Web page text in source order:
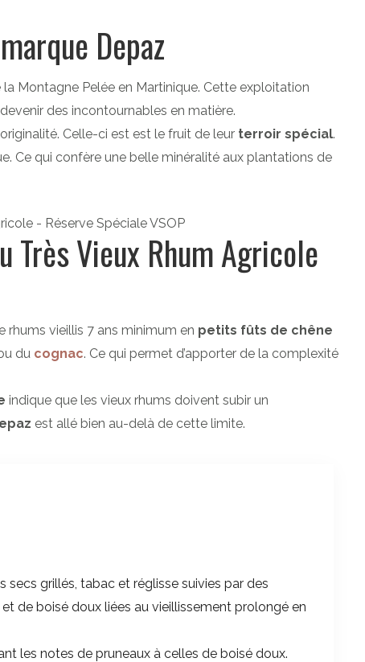
Depaz
Montagne Pelée en Martinique. Cette exploitation
des incontournables en matière.
Celle-ci est est le fruit de leur terroir spécial.
Ce qui confère une belle minéralité aux plantations de
Très Vieux Rhum Agricole
rhums vieillis 7 ans minimum en petits fûts de chêne
du cognac. Ce qui permet d’apporter de la complexité
indique que les vieux rhums doivent subir un
est allé bien au-delà de cette limite.
secs grillés, tabac et réglisse suivies par des
de boisé doux liées au vieillissement prolongé en
les notes de pruneaux à celles de boisé doux.